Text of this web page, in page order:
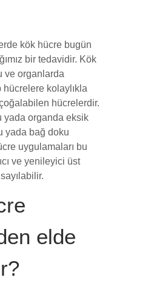
kök hücre bugün
bir tedavidir. Kök
ve organlarda
hücrelere kolaylıkla
hücrelerdir.
yada organda eksik
yada bağ doku
uygulamaları bu
ve yenileyici üst
elde